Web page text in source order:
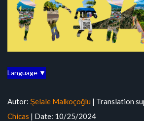
Language ▼
Autor: Şelale Malkoçoğlu | Translation
Chicas | Date: 10/25/2024